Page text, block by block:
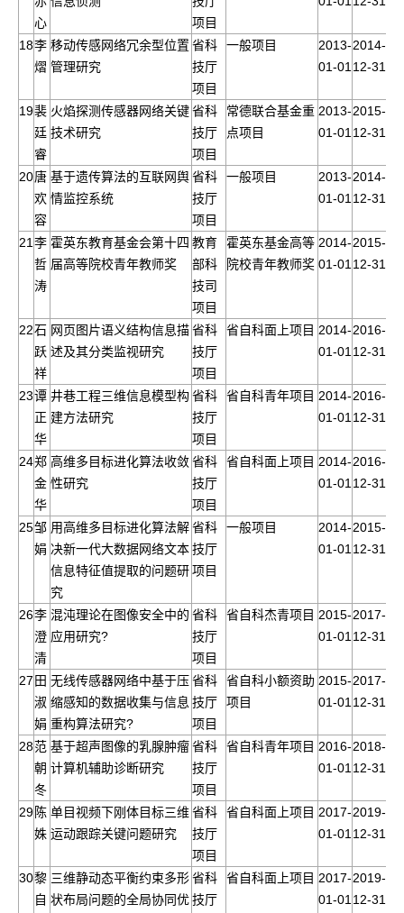
心
项目
18李
熠
移动传感网络冗余型位置
管理研究
省科
技厅
项目
一般项目
2013-
01-01
2014-
12-31
19裴
廷
睿
火焰探测传感器网络关键
技术研究
省科
技厅
项目
常德联合基金重
点项目
2013-
01-01
2015-
12-31
20唐
欢
容
基于遗传算法的互联网舆
情监控系统
省科
技厅
项目
一般项目
2013-
01-01
2014-
12-31
21李
哲
涛
霍英东教育基金会第十四
届高等院校青年教师奖
教育
部科
技司
项目
霍英东基金高等
院校青年教师奖
2014-
01-01
2015-
12-31
22石
跃
祥
网页图片语义结构信息描
述及其分类监视研究
省科
技厅
项目
省自科面上项目 2014-
01-01
2016-
12-31
23谭
正
华
井巷工程三维信息模型构
建方法研究
省科
技厅
项目
省自科青年项目 2014-
01-01
2016-
12-31
24郑
金
华
高维多目标进化算法收敛
性研究
省科
技厅
项目
省自科面上项目 2014-
01-01
2016-
12-31
25邹
娟
用高维多目标进化算法解
决新一代大数据网络文本
信息特征值提取的问题研
究
省科
技厅
项目
一般项目
2014-
01-01
2015-
12-31
26李
澄
清
混沌理论在图像安全中的
应用研究?
省科
技厅
项目
省自科杰青项目 2015-
01-01
2017-
12-31
27 田
淑
娟
无线传感器网络中基于压
缩感知的数据收集与信息
重构算法研究?
省科
技厅
项目
省自科小额资助
项目
2015-
01-01
2017-
12-31
28范
朝
冬
基于超声图像的乳腺肿瘤
计算机辅助诊断研究
省科
技厅
项目
省自科青年项目 2016-
01-01
2018-
12-31
29陈
姝
单目视频下刚体目标三维
运动跟踪关键问题研究
省科
技厅
项目
省自科面上项目 2017-
01-01
2019-
12-31
30黎
自
三维静动态平衡约束多形
状布局问题的全局协同优
省科
技厅
省自科面上项目 2017-
01-01
2019-
12-31